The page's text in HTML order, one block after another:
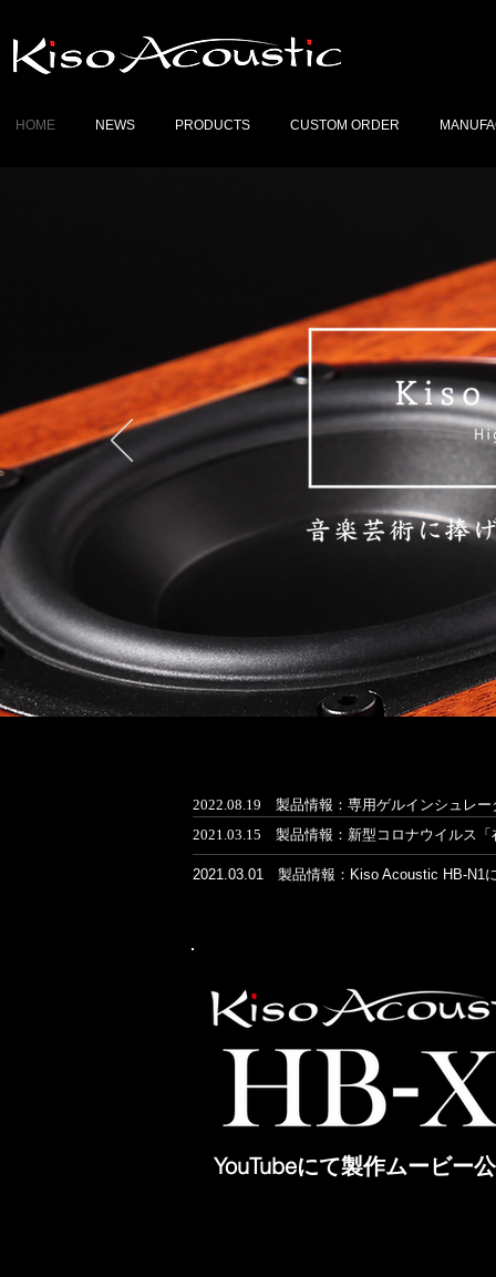
HOME NEWS PRODUCTS CUSTOM ORDER
2022.08.19 製品情報： 専用ゲルインシュレ
2021.03.15 製品情報： 新型コロナウイルス
2021.03.01 製品情報：Kiso Acoustic HB-N1
YouTubeにて製作ムービー